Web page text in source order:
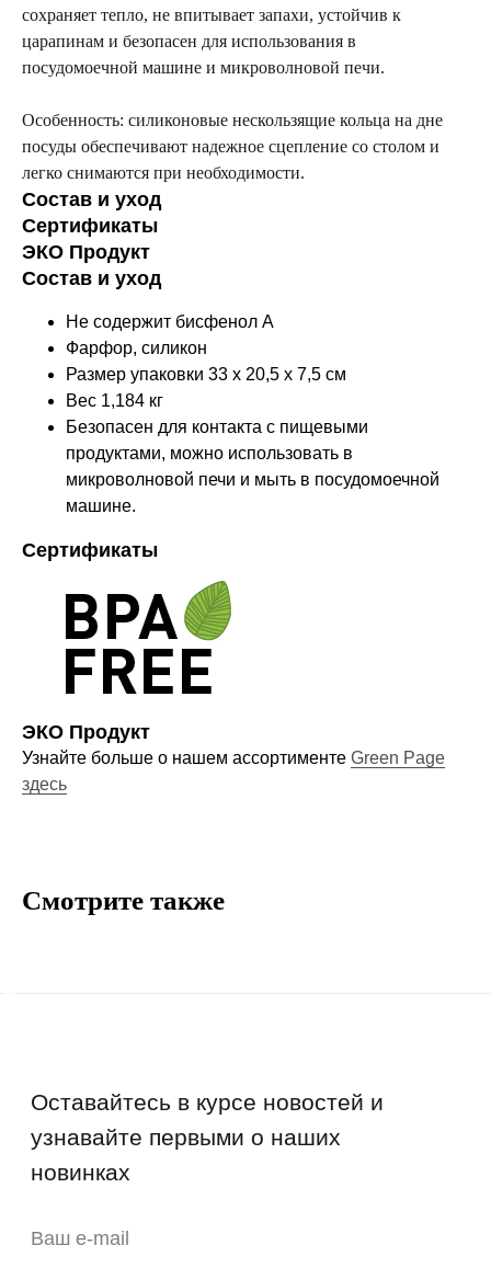
сохраняет тепло, не впитывает запахи, устойчив к
царапинам и безопасен для использования в
посудомоечной машине и микроволновой печи.
Особенность: силиконовые нескользящие кольца на дне
посуды обеспечивают надежное сцепление со столом и
легко снимаются при необходимости.
Состав и уход
Сертификаты
ЭКО Продукт
Состав и уход
Не содержит бисфенол А
Фарфор, силикон
Размер упаковки 33 х 20,5 х 7,5 см
Вес 1,184 кг
Безопасен для контакта с пищевыми
продуктами, можно использовать в
микроволновой печи и мыть в посудомоечной
машине.
Сертификаты
ЭКО Продукт
Узнайте больше о нашем ассортименте Green Page
здесь
Смотрите также
Оставайтесь в курсе новостей и
узнавайте первыми о наших
новинках
О нас
Copyright © 2026 - TOTS Distribution Group
Возврат
Промо-коды